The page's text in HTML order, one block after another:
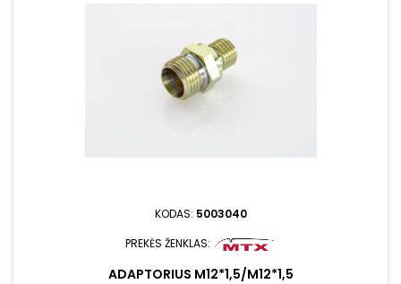
KODAS: 5003040
PREKĖS ŽENKLAS:
ADAPTORIUS M12*1,5/M12*1,5